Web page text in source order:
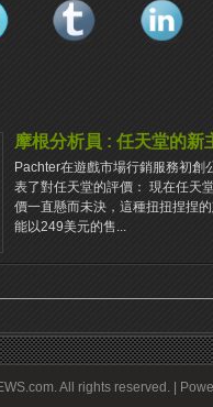
摩根分析員 : 任天堂的新
Pachter在遊戲市場行銷服務初
表了對任天堂的評價： 現在任天
價一直懸而未決，這種扭扭捏捏
能以249美元的售...
All rights reserved. |